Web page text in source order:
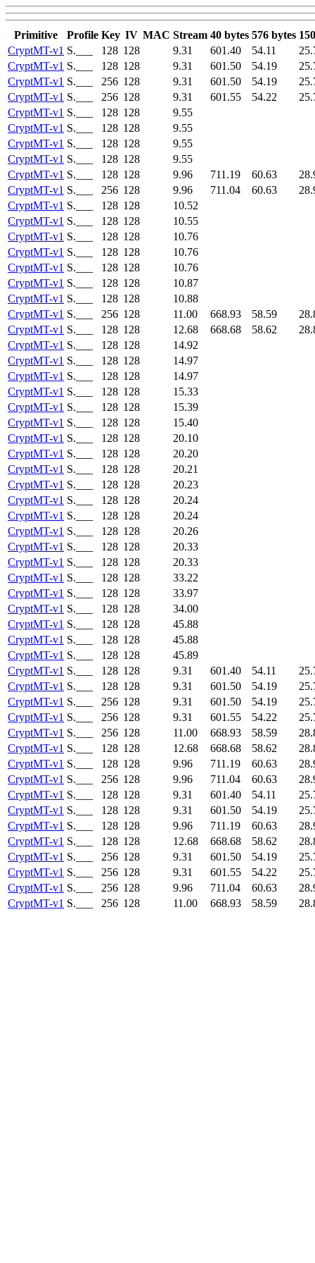
Primitive Profile Key IV MAC Stream 40 bytes 576 bytes
CryptMT-v1 S.___ 128 128 9.31 601.40 54.11
CryptMT-v1 S.___ 128 128 9.31 601.50 54.19
CryptMT-v1 S.___ 256 128 9.31 601.50 54.19
CryptMT-v1 S.___ 256 128 9.31 601.55 54.22
CryptMT-v1 S.___ 128 128
9.55
CryptMT-v1 S.___ 128 128
9.55
CryptMT-v1 S.___ 128 128
9.55
CryptMT-v1 S.___ 128 128
9.55
CryptMT-v1 S.___ 128 128 9.96 711.19 60.63
CryptMT-v1 S.___ 256 128 9.96 711.04 60.63
CryptMT-v1 S.___ 128 128
10.52
CryptMT-v1 S.___ 128 128
10.55
CryptMT-v1 S.___ 128 128
10.76
CryptMT-v1 S.___ 128 128
10.76
CryptMT-v1 S.___ 128 128
10.76
CryptMT-v1 S.___ 128 128
10.87
CryptMT-v1 S.___ 128 128
10.88
CryptMT-v1 S.___ 256 128 11.00 668.93 58.59
CryptMT-v1 S.___ 128 128 12.68 668.68 58.62
CryptMT-v1 S.___ 128 128
14.92
CryptMT-v1 S.___ 128 128
14.97
CryptMT-v1 S.___ 128 128
14.97
CryptMT-v1 S.___ 128 128
15.33
CryptMT-v1 S.___ 128 128
15.39
CryptMT-v1 S.___ 128 128
15.40
CryptMT-v1 S.___ 128 128
20.10
CryptMT-v1 S.___ 128 128
20.20
CryptMT-v1 S.___ 128 128
20.21
CryptMT-v1 S.___ 128 128
20.23
CryptMT-v1 S.___ 128 128
20.24
CryptMT-v1 S.___ 128 128
20.24
CryptMT-v1 S.___ 128 128
20.26
CryptMT-v1 S.___ 128 128
20.33
CryptMT-v1 S.___ 128 128
20.33
CryptMT-v1 S.___ 128 128
33.22
CryptMT-v1 S.___ 128 128
33.97
CryptMT-v1 S.___ 128 128
34.00
CryptMT-v1 S.___ 128 128
45.88
CryptMT-v1 S.___ 128 128
45.88
CryptMT-v1 S.___ 128 128
45.89
CryptMT-v1 S.___ 128 128 9.31 601.40 54.11
CryptMT-v1 S.___ 128 128 9.31 601.50 54.19
CryptMT-v1 S.___ 256 128 9.31 601.50 54.19
CryptMT-v1 S.___ 256 128 9.31 601.55 54.22
CryptMT-v1 S.___ 256 128 11.00 668.93 58.59
CryptMT-v1 S.___ 128 128 12.68 668.68 58.62
CryptMT-v1 S.___ 128 128 9.96 711.19 60.63
CryptMT-v1 S.___ 256 128 9.96 711.04 60.63
CryptMT-v1 S.___ 128 128 9.31 601.40 54.11
CryptMT-v1 S.___ 128 128 9.31 601.50 54.19
CryptMT-v1 S.___ 128 128 9.96 711.19 60.63
CryptMT-v1 S.___ 128 128 12.68 668.68 58.62
CryptMT-v1 S.___ 256 128 9.31 601.50 54.19
CryptMT-v1 S.___ 256 128 9.31 601.55 54.22
CryptMT-v1 S.___ 256 128 9.96 711.04 60.63
CryptMT-v1 S.___ 256 128 11.00 668.93 58.59